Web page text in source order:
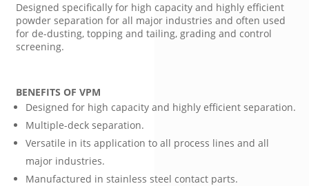
Designed specifically for high capacity and highly efficient
powder separation for all major industries and often used
for de-dusting, topping and tailing, grading and control
screening.
BENEFITS OF VPM
Designed for high capacity and highly efficient separation.
Multiple-deck separation.
Versatile in its application to all process lines and all
major industries.
Manufactured in stainless steel contact parts.